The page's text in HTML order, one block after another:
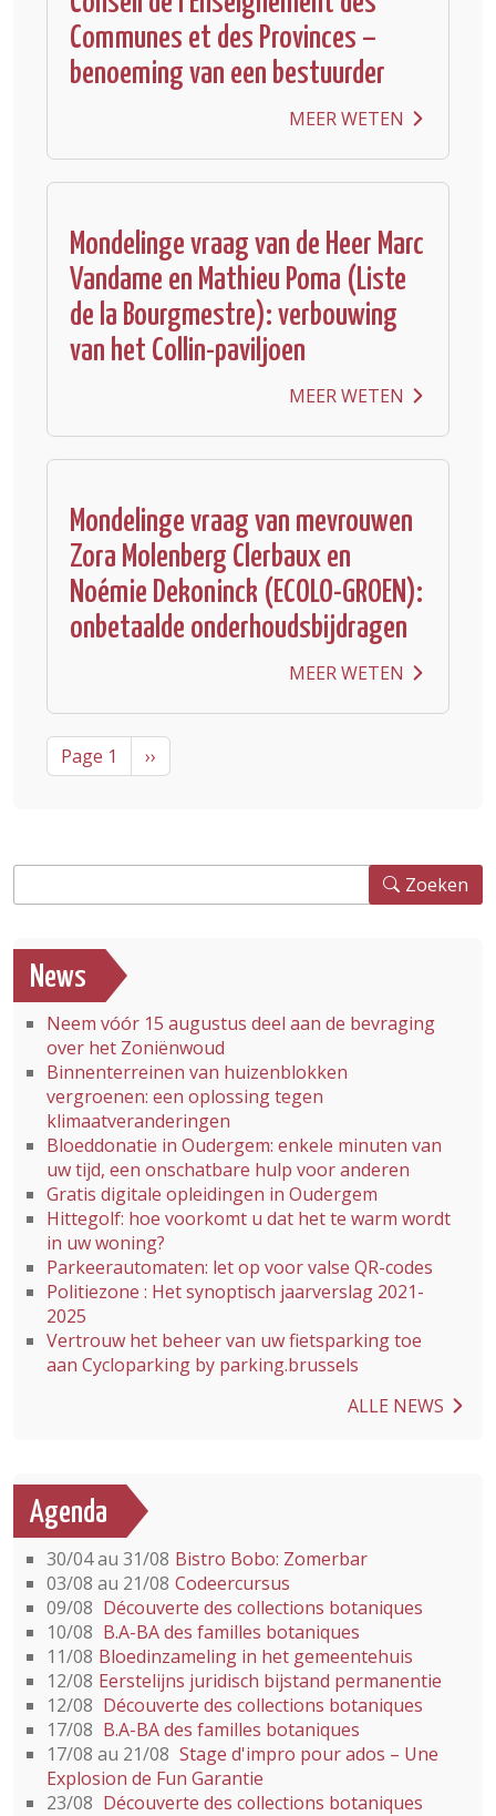
Communes et des Provinces –
benoeming van een bestuurder
MEER WETEN
Mondelinge vraag van de Heer Marc
Vandame en Mathieu Poma (Liste
de la Bourgmestre): verbouwing
van het Collin-paviljoen
MEER WETEN
Mondelinge vraag van mevrouwen
Zora Molenberg Clerbaux en
Noémie Dekoninck (ECOLO-GROEN):
onbetaalde onderhoudsbijdragen
MEER WETEN
Pagination
Page 1 Next page
››
Zoeken
News
Neem vóór 15 augustus deel aan de bevraging
over het Zoniënwoud
Binnenterreinen van huizenblokken
vergroenen: een oplossing tegen
klimaatveranderingen
Bloeddonatie in Oudergem: enkele minuten van
uw tijd, een onschatbare hulp voor anderen
Gratis digitale opleidingen in Oudergem
Hittegolf: hoe voorkomt u dat het te warm wordt
in uw woning?
Parkeerautomaten: let op voor valse QR-codes
Politiezone : Het synoptisch jaarverslag 2021-
2025
Vertrouw het beheer van uw fietsparking toe
aan Cycloparking by parking.brussels
ALLE NEWS
Agenda
30/04 au 31/08 Bistro Bobo: Zomerbar
03/08 au 21/08 Codeercursus
09/08 Découverte des collections botaniques
10/08 B.A-BA des familles botaniques
11/08 Bloedinzameling in het gemeentehuis
12/08 Eerstelijns juridisch bijstand permanentie
12/08 Découverte des collections botaniques
17/08 B.A-BA des familles botaniques
17/08 au 21/08 Stage d'impro pour ados – Une
Explosion de Fun Garantie
23/08 Découverte des collections botaniques